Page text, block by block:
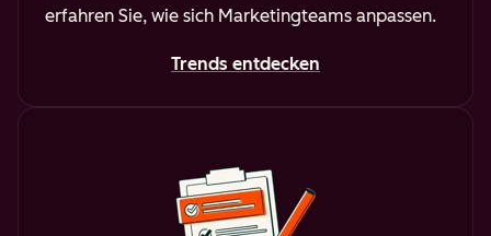
erfahren Sie, wie sich Marketingteams anpassen.
Trends entdecken